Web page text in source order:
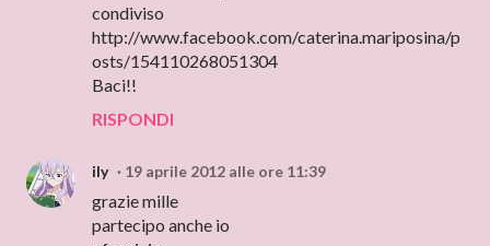
condiviso
http://www.facebook.com/caterina.mariposina/p
osts/154110268051304
Baci!!
RISPONDI
ily 19 aprile 2012 alle ore 11:39
grazie mille
partecipo anche io